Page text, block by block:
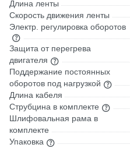
Длина ленты
Скорость движения ленты
Электр. регулировка оборотов
Защита от перегрева
двигателя
Поддержание постоянных
оборотов под нагрузкой
Длина кабеля
Струбцина в комплекте
Шлифовальная рама в
комплекте
Упаковка